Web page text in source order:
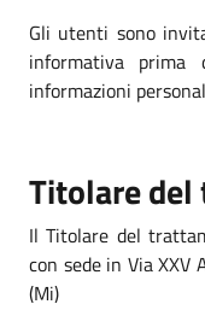
Gli utenti sono
informativa
informazioni
Titolare
Il Titolare del
con sede in Via
(Mi)